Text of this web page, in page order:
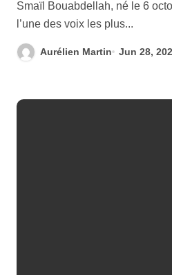
Smaïl Bouabdellah, né le 6 octobre 1982 à Nanterre, est
l’une des voix les plus...
Aurélien Martin Jun 28,